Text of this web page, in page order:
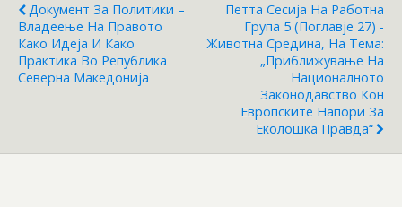
Документ За Политики –
Владеење На Правото
Како Идеја И Како
Практика Во Република
Северна Македонија
Петта Сесија На Работна
Група 5 (Поглавје 27) -
Животна Средина, На Тема:
„Приближување На
Националното
Законодавство Кон
Европските Напори За
Еколошка Правда“